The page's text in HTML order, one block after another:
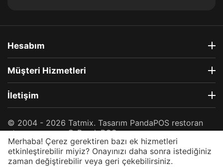
Hesabım
Müşteri Hizmetleri
İletişim
© 2004 - 2026 Tatmix. Tasarım PandaPOS restoran
otomasyonu —© PandaPOS
☎️ Sipariş & Destek
Merhaba! Çerez gerektiren bazı ek hizmetleri
etkinleştirebilir miyiz? Onayınızı daha sonra istediğiniz
zaman değiştirebilir veya geri çekebilirsiniz.